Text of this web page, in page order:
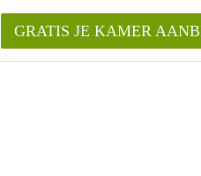
bemiddelingsvergoeding?
GRATIS JE KAMER